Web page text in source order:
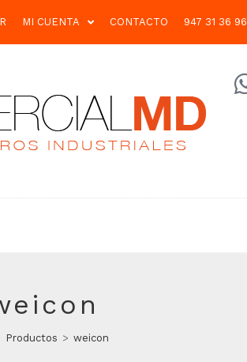
MI CUENTA CONTACTO 947 31 36 96
Productos > weicon